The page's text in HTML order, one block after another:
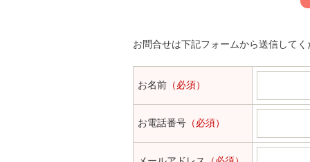
お問合せは下記フォームから送信してく
お名前 （必須）
お電話番号 （必須）